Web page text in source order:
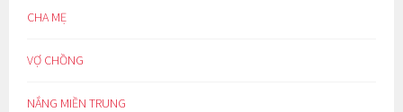
CHA MẸ
VỢ CHỒNG
NẮNG MIỀN TRUNG